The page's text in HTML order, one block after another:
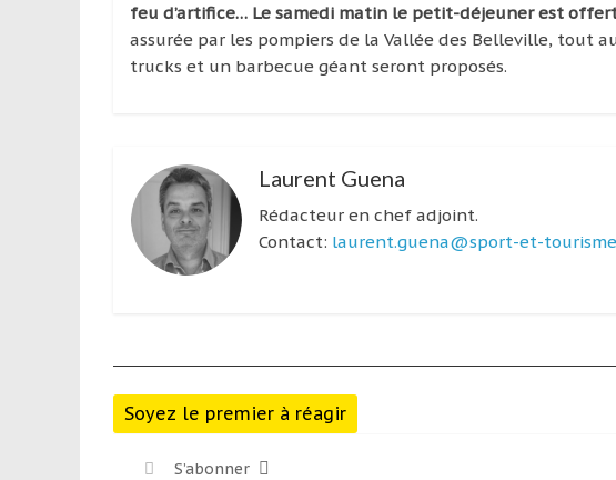
feu d’artifice… Le samedi matin le petit-déjeuner est
assurée par les pompiers de la Vallée des Belleville, tout
trucks et un barbecue géant seront proposés.
Laurent Guena
Rédacteur en chef adjoint.
Contact: laurent.guena@sport-et-
Soyez le premier à réagir
S’abonner